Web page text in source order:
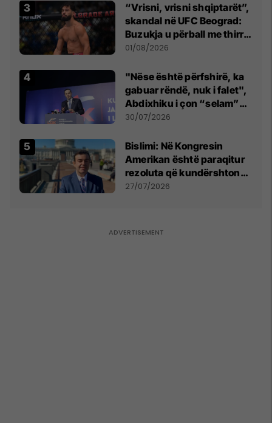
“Vrisni, vrisni shqiptarët”,
skandal në UFC Beograd:
Buzukja u përball me thirrje
anti-shqiptare nga
01/08/2026
"Nëse është përfshirë, ka
gabuar rëndë, nuk i falet",
Abdixhiku i çon “selam”
Përparim Ramës
30/07/2026
Bislimi: Në Kongresin
Amerikan është paraqitur
rezoluta që kundërshton
mbajtjen e Asamblesë
27/07/2026